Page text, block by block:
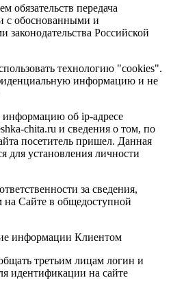
обязательств передача
с обоснованными и
Российской
технологию "cookies".
информацию и не
информацию об ip-адресе
chita.ru и сведения о том, по
посетитель пришел. Данная
для установления личности
за сведения,
Сайте в общедоступной
информации Клиентом
третьим лицам логин и
идентификации на сайте